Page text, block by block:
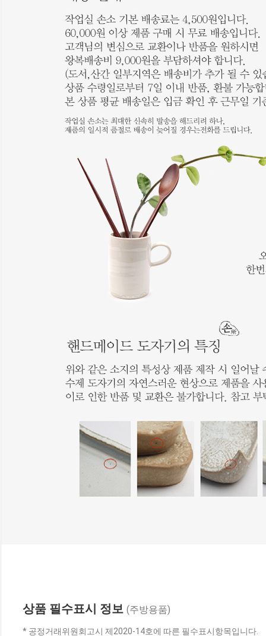
상품 필수표시 정보 (주방용품)
* 공정거래위원회고시 제2020-14호에 따른 필수표시항목입니다.